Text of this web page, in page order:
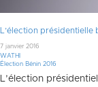
L’élection
7 janvier 2016
WATHI
Élection Bénin 2016
L’élection